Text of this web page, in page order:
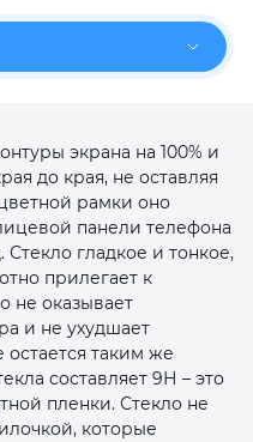
экрана на 100% и
до края, не оставляя
рамки оно
панели телефона
гладкое и тонкое,
прилегает к
не оказывает
и не ухудшает
таким же
составляет 9Н – это
пленки. Стекло не
которые
раз в 2 недели